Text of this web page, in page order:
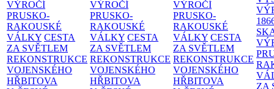
VÝROČÍ
PRUSKO-
RAKOUSKÉ
VÁLKY CESTA
ZA SVĚTLEM
REKONSTRUKCE
VOJENSKÉHO
HŘBITOVA
VÝROČÍ
PRUSKO-
RAKOUSKÉ
VÁLKY CESTA
ZA SVĚTLEM
REKONSTRUKCE
VOJENSKÉHO
HŘBITOVA
VÝROČÍ
PRUSKO-
RAKOUSKÉ
VÁLKY CESTA
ZA SVĚTLEM
REKONSTRUKCE
VOJENSKÉHO
HŘBITOVA
ZA